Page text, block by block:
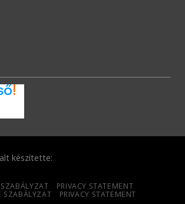
készítette:
PRIVACY STATEMENT
SZABÁLYZAT
PRIVACY STATEMENT